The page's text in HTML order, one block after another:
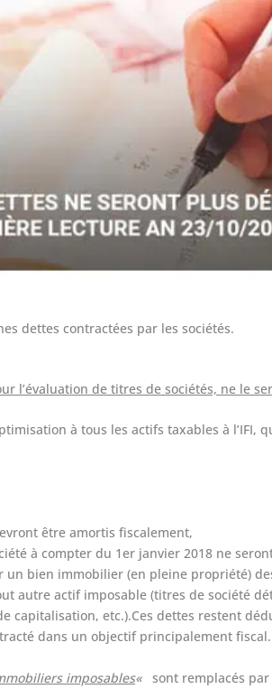
dettes contractées par les sociétés.
l’évaluation de titres de sociétés, ne le
à tous les actifs taxables à l’IFI,
être amortis fiscalement,
à compter du 1er janvier 2018 ne
bien immobilier (en pleine propriété)
autre actif imposable (titres de société
capitalisation, etc.).Ces dettes restent
dans un objectif principalement fiscal.
imposables« sont remplacés par